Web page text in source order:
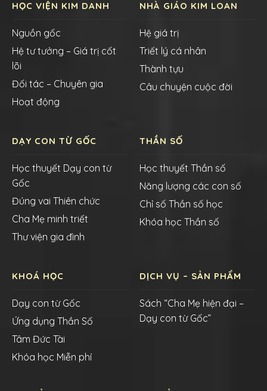
HỌC VIỆN KIM DANH
Nguồn gốc
Hệ tư tưởng – Giá trị cốt
lõi
Đối tác – Chuyên gia
Hoạt động
NHÀ GIÁO KIM LOAN
Hệ giá trị
Triết lý cá nhân
Thành tựu
Câu chuyện cuộc đời
DẠY CON TỪ GỐC
Học thuyết Dạy con từ
Gốc
Đúng vai Thiên chức
Cha Mẹ minh triết
Thư viện gia đình
THẦN SỐ
Học thuyết Thần số
Năng lượng các con số
Chỉ số Thần số học
Khóa học Thần số
KHOÁ HỌC
Dạy con từ Gốc
Ứng dụng Thần Số
Tâm Đức Tài
Khóa học Miễn phí
DỊCH VỤ – SẢN PHẨM
Sách “Cha Mẹ hiện đại –
Dạy con từ Gốc”